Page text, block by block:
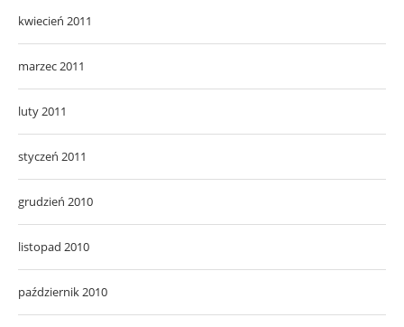
kwiecień 2011
marzec 2011
luty 2011
styczeń 2011
grudzień 2010
listopad 2010
październik 2010